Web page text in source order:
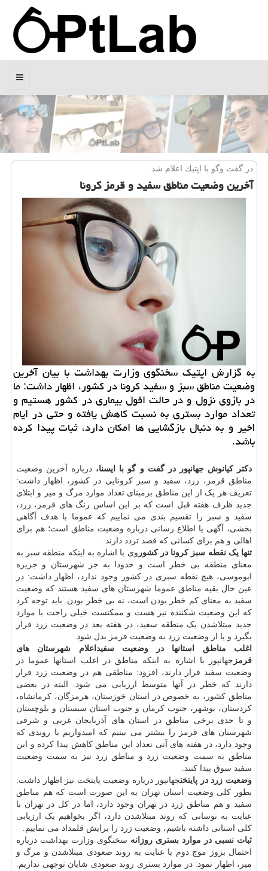
منو
در گفت وگو با اپتیك اعلام شد
آخرین وضعیت مناطق سفید و قرمز كرونا
به گزارش اپتیك سخنگوی وزارت بهداشت با بیان آخرین
وضعیت مناطق سبز و سفید كرونا در كشور، اظهار داشت: ما
در بازوی نزول و در حالت افول بیماری در كشور هستیم و
تعداد موارد بستری به نسبت كاهش یافته و حتی در ایام
اخیر و به دنبال بازگشایی ها امكان دارد، ثبات پیدا كرده
باشد.
دکتر کیانوش جهانپور در گفت و گو با ایسنا، درباره آخرین وضعیت
مناطق قرمز، زرد، سفید و سبز کرونایی در کشور، اظهار داشت:
تعریف هر یک از این مناطق برمبنای تعداد موارد مرگ و میر و ابتلای
جدید ظرف هفته قبل است که بر این اساس رنگ های قرمز، زرد،
سفید و سبز را تقسیم بندی می نماییم که عموما با هدف آگاهی
بخشی، آگهی یا اطلاع رسانی درباره وضعیت مناطق است؛ هم برای
اهالی و هم برای کسانی که قصد تردد دارند.
تنها یک نقطه سبز کرونا در کشور وی با اشاره به اینکه منطقه سبز به
معنای منطقه بی خطر است و حدودا به جز شهرستان و جزیره
ابوموسی، هیچ نقطه سبزی در کشور وجود ندارد، اظهار داشت: در
عین حال بقیه مناطق عموما شهرستان های سفید هستند که وضعیت
سفید به معنای کم خطر بودن است، نه بی خطر بودن. باید توجه کرد
که این وضعیت شکننده نیز هست و ممکنست خیلی راحت با موارد
جدید مبتلاشدن یک منطقه سفید، در هفته بعد در وضعیت زرد قرار
بگیرد و یا از وضعیت زرد به وضعیت قرمز بدل شود.
اغلب مناطق استانها در وضعیت سفید اعلام شهرستان های
قرمز جهانپور با اشاره به اینکه مناطق در اغلب استانها عموما در
وضعیت سفید قرار دارند، افزود: مناطقی هم در وضعیت زرد قرار
دارند که خطر در آنها متوسط ارزیابی می شود. البته در بعضی
مناطق کشور، به خصوص در استان خوزستان، هرمزگان، کرمانشاه،
کردستان، بوشهر، جنوب کرمان و جنوب استان سیستان و بلوچستان
و تا حدی برخی مناطق در استان های آذربایجان غربی و شرقی
شهرستان های قرمز را بیشتر می بینیم که امیدواریم با روندی که
وجود دارد، در هفته های آتی تعداد این مناطق کاهش پیدا کرده و این
مناطق به سمت وضعیت زرد و مناطق زرد نیز به سمت وضعیت
سفید سوق پیدا کنند.
وضعیت زرد در پایتختجهانپور درباره وضعیت پایتخت نیز اظهار داشت:
بطور کلی وضعیت استان تهران به این صورت است که هم مناطق
سفید و هم مناطق زرد در تهران وجود دارد، اما در کل در تهران با
عنایت به نوسانی که روند مبتلاشدن دارد، اگر بخواهیم یک ارزیابی
کلی استانی داشته باشیم، وضعیت زرد را برایش قلمداد می نماییم.
ثبات نسبی در موارد بستری روزانه سخنگوی وزارت بهداشت درباره
احتمال بروز موج دوم با عنایت به روند صعودی مبتلاشدن و مرگ و
میر، اظهار نمود: در موارد بستری روند صعودی شایان توجهی نداریم.